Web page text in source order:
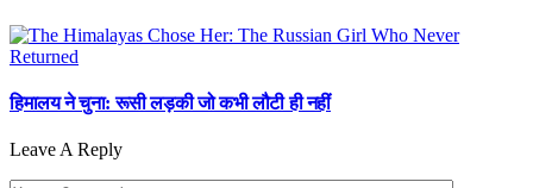
हिमालय ने चुना: रूसी लड़की जो कभी लौटी ही नहीं
Leave A Reply